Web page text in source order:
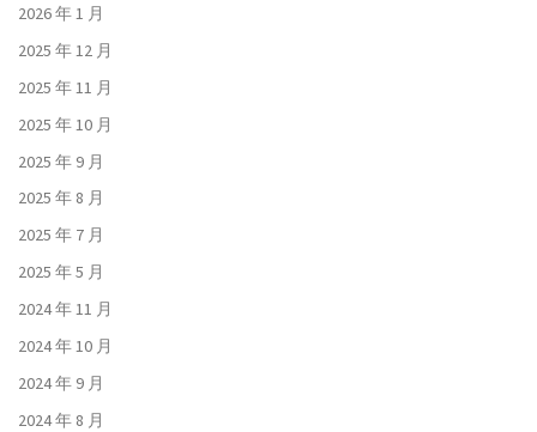
2026 年 1 月
2025 年 12 月
2025 年 11 月
2025 年 10 月
2025 年 9 月
2025 年 8 月
2025 年 7 月
2025 年 5 月
2024 年 11 月
2024 年 10 月
2024 年 9 月
2024 年 8 月